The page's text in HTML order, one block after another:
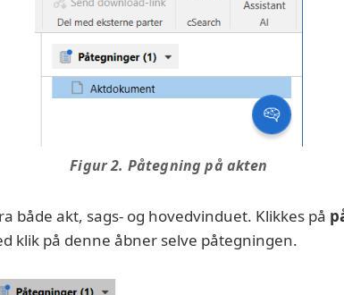
Figur 2. Påtegning på akten
både akt, sags- og hovedvinduet. Klikkes på
klik på denne åbner selve påtegningen.